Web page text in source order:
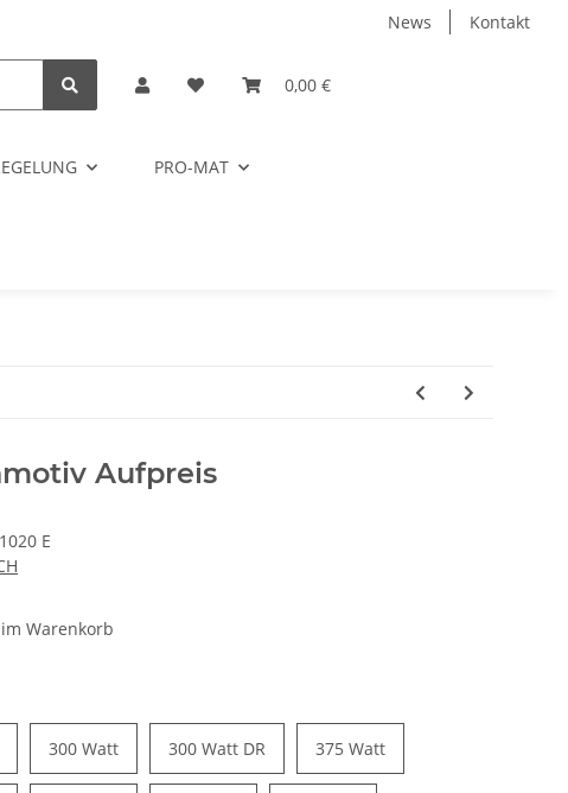
News Kontakt
0,00 €
PRO-MAT
Aufpreis
E
Warenkorb
300 Watt 300 Watt DR 375 Watt